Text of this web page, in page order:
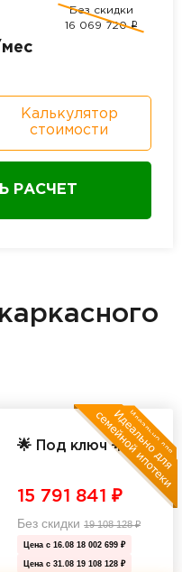
Без скидки
16 069 720 i
Калькулятор
стоимости
РАСЧЕТ
🌟 Под ключ 🌟
15 791 841 ₽
Без скидки 19 108 128₽
Цена с 16.08 18 002 699 ₽
Цена с 31.08 19 108 128 ₽